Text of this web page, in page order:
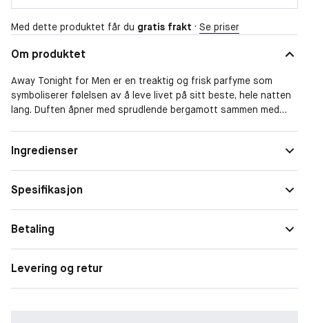
Med dette produktet får du gratis frakt · Se priser
Om produktet
Away Tonight for Men er en treaktig og frisk parfyme som
symboliserer følelsen av å leve livet på sitt beste, hele natten
lang. Duften åpner med sprudlende bergamott sammen med
livlig blanding av sandeltre og patchouli er supplert med
kremaktig sedertre – for en godt avrundet finish.• Treaktig og
ut• Perfekt kveldsduft• VeganskDuftnoterTopp: Bergamott,
grapefrukt, sort pepperHjerte: Mose, gulrot, geraniumBase:
Sandeltre, patchouli, sedertre
Ingredienser
Spesifikasjon
Betaling
Levering og retur